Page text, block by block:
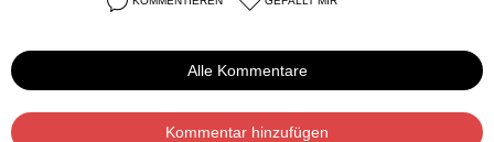
Alle Kommentare
Kommentar hinzufügen